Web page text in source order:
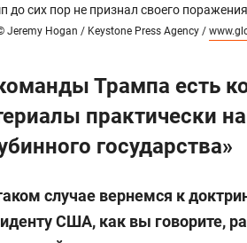
до сих пор не признал своего
Jeremy Hogan / Keystone Press Agency /
Трампа есть
практически
государства»
случае вернемся к
США, как вы говорите,